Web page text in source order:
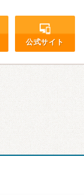
公式サイト